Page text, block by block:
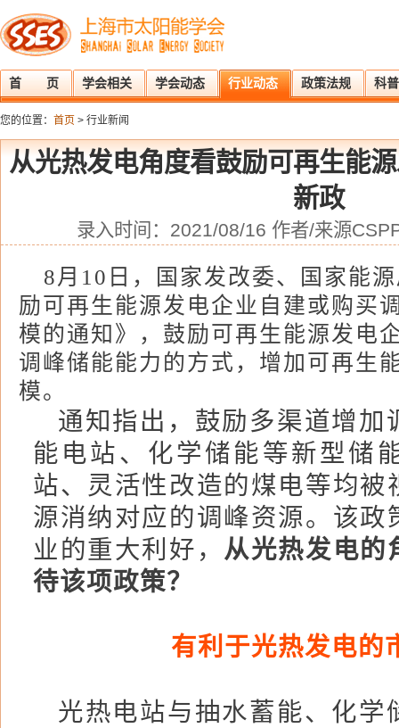
首 页 学会相关 学会动态 行业动态 政策法规 科
您的位置： 首页 > 行业新闻
从光热发电角度看鼓励可再生能
新政
录入时间：2021/08/16 作者/来源
8月10日，国家发改委、国家能
励可再生能源发电企业自建或购买
模的通知》，鼓励可再生能源发电
调峰储能能力的方式，增加可再生
模。
通知指出，鼓励多渠道增加
能电站、化学储能等新型储
站、灵活性改造的煤电等均被
源消纳对应的调峰资源。该政
业的重大利好， 从光热发电的
待该项政策？
有利于光热发电的
光热电站与抽水蓄能、化学